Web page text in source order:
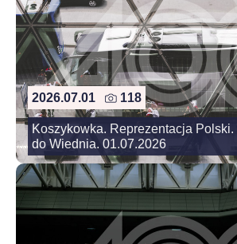
2026.07.01 118
Koszykowka. Reprezentacja Polski.
do Wiednia. 01.07.2026